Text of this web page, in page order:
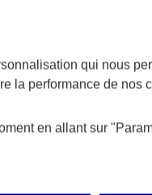
qui nous
la performance de nos
en allant sur